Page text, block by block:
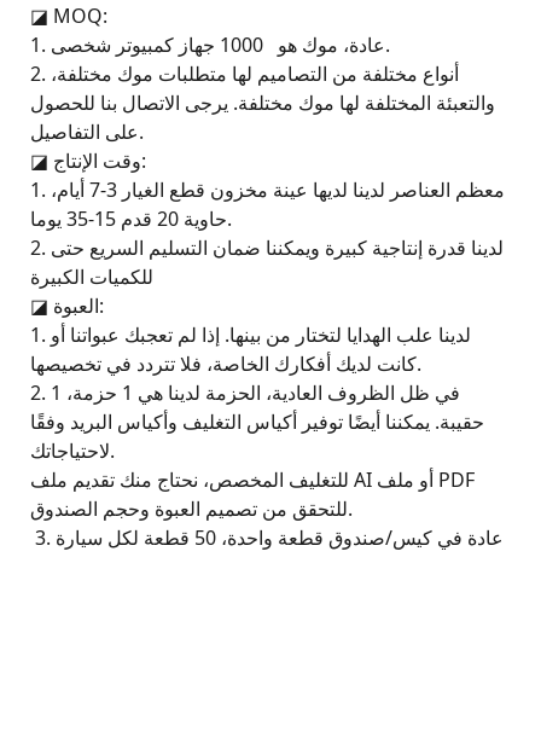
◪ MOQ:
1. عادة، موك هو 1000 جهاز كمبيوتر شخصى.
2. أنواع مختلفة من التصاميم لها متطلبات موك مختلفة،
والتعبئة المختلفة لها موك مختلفة. يرجى الاتصال بنا للحصول
على التفاصيل.
◪
وقت الإنتاج:
1. معظم العناصر لدينا لديها عينة مخزون قطع الغيار 3-7 أيام،
حاوية 20 قدم 15-35 يوما.
2. لدينا قدرة إنتاجية كبيرة ويمكننا ضمان التسليم السريع حتى
للكميات الكبيرة
◪
العبوة:
1. لدينا علب الهدايا لتختار من بينها. إذا لم تعجبك عبواتنا أو
كانت لديك أفكارك الخاصة، فلا تتردد في تخصيصها.
2. في ظل الظروف العادية، الحزمة لدينا هي 1 حزمة، 1
حقيبة. يمكننا أيضًا توفير أكياس التغليف وأكياس البريد وفقًا
لاحتياجاتك.
للتغليف المخصص، نحتاج منك تقديم ملف AI أو ملف PDF
للتحقق من تصميم العبوة وحجم الصندوق.
3. عادة في كيس/صندوق قطعة واحدة، 50 قطعة لكل سيارة